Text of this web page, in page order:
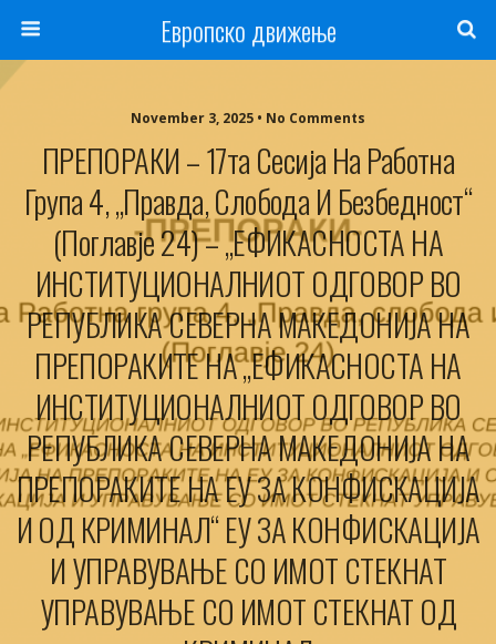
Европско движење
November 3, 2025 • No Comments
ПРЕПОРАКИ – 17та Сесија На Работна
Група 4, „Правда, Слобода И Безбедност“
(Поглавје 24) – „ЕФИКАСНОСТА НА
ИНСТИТУЦИОНАЛНИОТ ОДГОВОР ВО
РЕПУБЛИКА СЕВЕРНА МАКЕДОНИЈА НА
ПРЕПОРАКИТЕ НА „ЕФИКАСНОСТА НА
ИНСТИТУЦИОНАЛНИОТ ОДГОВОР ВО
РЕПУБЛИКА СЕВЕРНА МАКЕДОНИЈА НА
ПРЕПОРАКИТЕ НА ЕУ ЗА КОНФИСКАЦИЈА
И ОД КРИМИНАЛ“ ЕУ ЗА КОНФИСКАЦИЈА
И УПРАВУВАЊЕ СО ИМОТ СТЕКНАТ
УПРАВУВАЊЕ СО ИМОТ СТЕКНАТ ОД